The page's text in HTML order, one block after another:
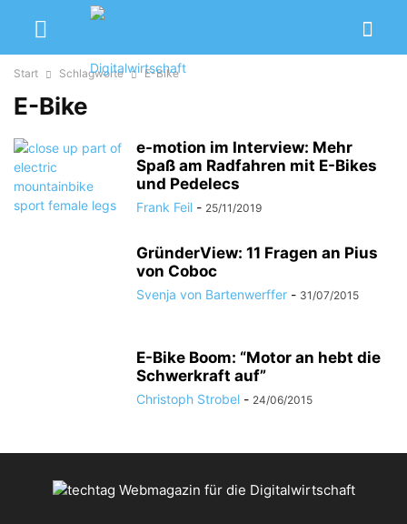
Start Schlagworte E-Bike
E-Bike
e-motion im Interview: Mehr
Spaß am Radfahren mit E-Bikes
und Pedelecs
Frank Feil - 25/11/2019
GründerView: 11 Fragen an Pius
von Coboc
Svenja von Bartenwerffer - 31/07/2015
E-Bike Boom: “Motor an hebt die
Schwerkraft auf”
Christoph Strobel - 24/06/2015